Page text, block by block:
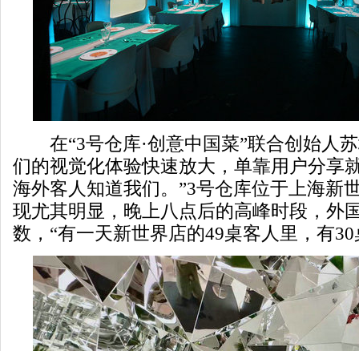
在“3号仓库·创意中国菜”联合创始人苏
们的视觉化体验快速放大，单靠用户分享
海外客人知道我们。”3号仓库位于上海新
现尤其明显，晚上八点后的高峰时段，外
数，“有一天新世界店的49桌客人里，有